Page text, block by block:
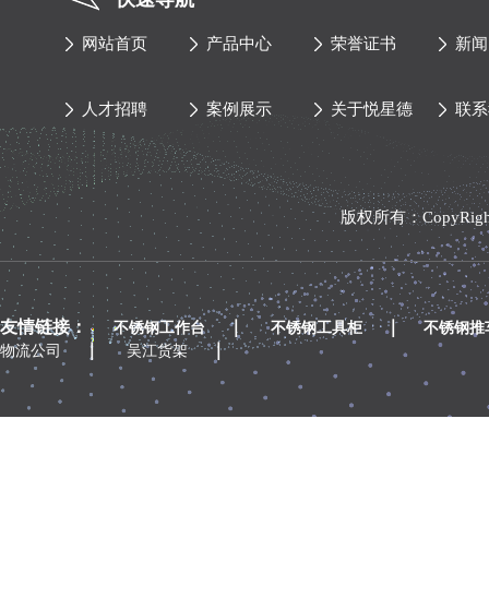
网站首页 产品中心 荣誉证书 新
人才招聘 案例展示 关于悦星德 联
版权所有：
友情链接： 不锈钢工作台 ｜ 不锈钢工具柜 ｜
不锈钢推
物流公司
｜ 吴江货架 ｜